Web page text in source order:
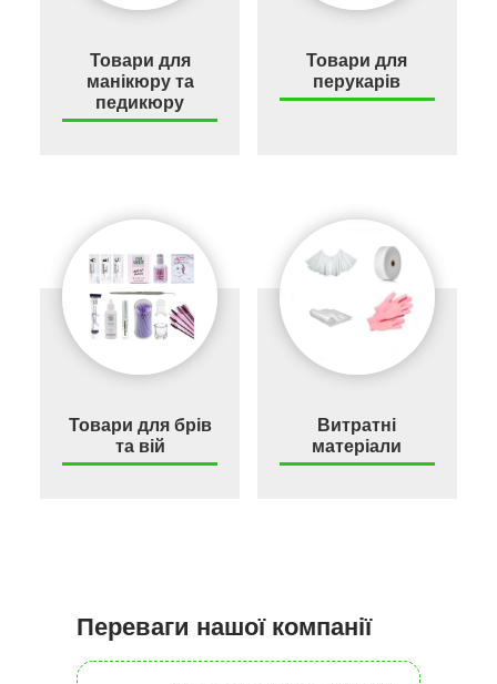
Товари для
манікюру та
педикюру
Товари для
перукарів
Товари для брів
та вій
Витратні
матеріали
Переваги нашої компанії